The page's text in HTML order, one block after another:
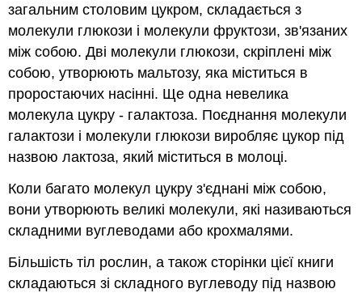
загальним столовим цукром, складається з
молекули глюкози і молекули фруктози, зв'язаних
між собою. Дві молекули глюкози, скріплені між
собою, утворюють мальтозу, яка міститься в
проростаючих насінні. Ще одна невелика
молекула цукру - галактоза. Поєднання молекули
галактози і молекули глюкози виробляє цукор під
назвою лактоза, який міститься в молоці.
Коли багато молекул цукру з'єднані між собою,
вони утворюють великі молекули, які називаються
складними вуглеводами або крохмалями.
Більшість тіл рослин, а також сторінки цієї книги
складаються зі складного вуглеводу під назвою